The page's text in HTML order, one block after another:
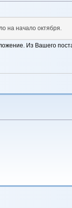
на начало октября.
Из Вашего